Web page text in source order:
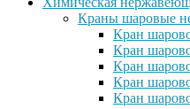
Краны шаровые
Кран
Кран
Кран
Кран
Кран